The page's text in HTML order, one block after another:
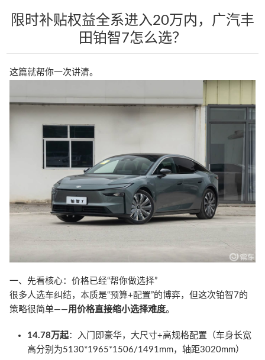
限时补贴权益全系进入20万内，广汽丰
田铂智7怎么选？
这篇就帮你一次讲清。
一、先看核心：价格已经“帮你做选择”
很多人选车纠结，本质是“预算+配置”的博弈，但这次铂智7的
策略很简单——用价格直接缩小选择难度。
14.78万起：入门即豪华，大尺寸+高规格配置（车身长宽
高分别为5130*1965*1506/1491mm，轴距3020mm）